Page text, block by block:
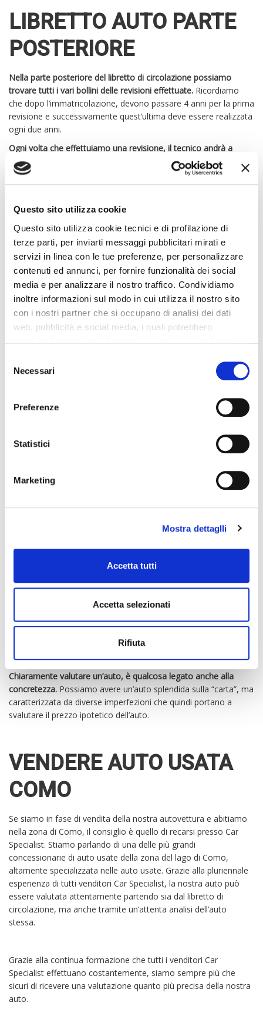
Questo sito utilizza cookie
Questo sito utilizza cookie tecnici e di profilazione di
terze parti, per inviarti messaggi pubblicitari mirati e
servizi in linea con le tue preferenze, per personalizzare
contenuti ed annunci, per fornire funzionalità dei social
media e per analizzare il nostro traffico. Condividiamo
inoltre informazioni sul modo in cui utilizza il nostro sito
con i nostri partner che si occupano di analisi dei dati
web, pubblicità e social media, i quali potrebbero
mera chiusura del banner non comporta l’accettazione
tutti” o selezionando le diverse categorie di cookies
Selection
Necessari
Preferenze
Statistici
Marketing
Mostra dettaglli
Accetta tutti
Accetta selezionati
Rifiuta
LIBRETTO AUTO PARTE
POSTERIORE
Nella parte posteriore del libretto di circolazione possiamo
trovare tutti i vari bollini delle revisioni effettuate. Ricordiamo
che dopo l’immatricolazione, devono passare 4 anni per la prima
revisione e successivamente quest’ultima deve essere realizzata
ogni due anni.
Ogni volta che effettuiamo una revisione, il tecnico andrà a
posizionare l’esito della revisione nella parte posteriore del
libretto di circolazione.
In esso possiamo trovare anche altre
indicazioni fondamentali della storia dell’auto come ad esempio
QUANTO VALE LA MIA
Partire dal
documento libretto di circolazione è chiaramente un gesto
Non possiamo vendere un’auto senza avere il libretto di
circolazione.In esso possiamo trovare anche tutta una serie di
dati che difficilmente saremmo in grado di recuperare.
Questo documento permette di avere, in poche righe, una
l’auto.Partendo da questi dati, è possibile effettuare una
valutazione dell’auto in modo corretto e preciso.
Chiaramente valutare un’auto, è qualcosa legato anche alla
concretezza. Possiamo avere un’auto splendida sulla “carta”, ma
caratterizzata da diverse imperfezioni che quindi portano a
svalutare il prezzo ipotetico dell’auto.
VENDERE AUTO USATA
COMO
Se siamo in fase di vendita della nostra autovettura e abitiamo
nella zona di Como, il consiglio è quello di recarsi presso Car
Specialist. Stiamo parlando di una delle più grandi
concessionarie di auto usate della zona del lago di Como,
altamente specializzata nelle auto usate. Grazie alla pluriennale
esperienza di tutti venditori Car Specialist, la nostra auto può
essere valutata attentamente partendo sia dal libretto di
circolazione, ma anche tramite un’attenta analisi dell’auto
stessa.
Grazie alla continua formazione che tutti i venditori Car
Specialist effettuano costantemente, siamo sempre più che
sicuri di ricevere una valutazione quanto più precisa della nostra
auto.